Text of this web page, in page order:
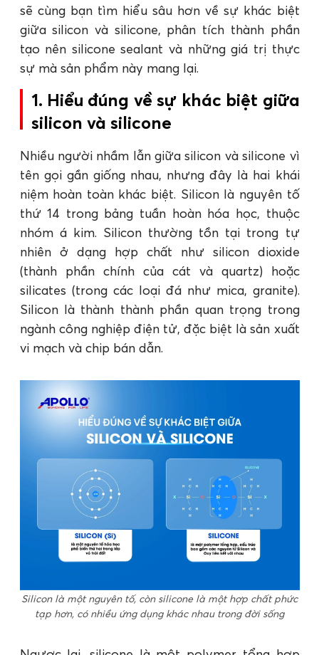
sẽ cùng bạn tìm hiểu sâu hơn về sự khác biệt
giữa silicon và silicone, phân tích thành phần
tạo nên silicone sealant và những giá trị thực
sự mà sản phẩm này mang lại.
1. Hiểu đúng về sự khác biệt giữa
silicon và silicone
Nhiều người nhầm lẫn giữa silicon và silicone vì
tên gọi gần giống nhau, nhưng đây là hai khái
niệm hoàn toàn khác biệt. Silicon là nguyên tố
thứ 14 trong bảng tuần hoàn hóa học, thuộc
nhóm á kim. Silicon thường tồn tại trong tự
nhiên ở dạng hợp chất như silicon dioxide
(thành phần chính của cát và quartz) hoặc
silicates (trong các loại đá như mica, granite).
Silicon là thành thành phần quan trọng trong
ngành công nghiệp điện tử, đặc biệt là sản xuất
vi mạch và chip bán dẫn​.
Silicon là một nguyên tố, còn silicone là một hợp chất phức
tạp hơn, có nhiều ứng dụng khác nhau trong đời sống